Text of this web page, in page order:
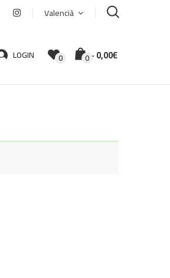
Valencià
LOGIN 0 0-0,00€